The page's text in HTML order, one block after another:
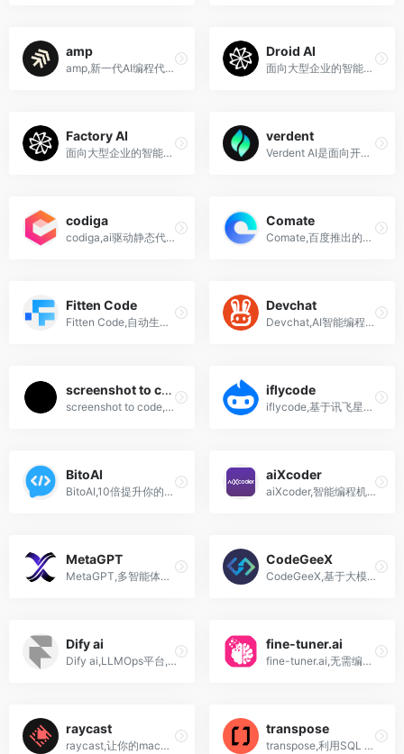
amp
amp,新一代AI编程代理,专为团队开发设计,将AI能力深度融入协作流程
Droid AI
面向大型企业的智能软件开发平台，通过AI驱动的Droids代理实现软件开发生命周期全流程自动化
Factory AI
面向大型企业的智能软件开发平台，通过AI驱动的Droids代理实现软件开发生命周期全流程自动化
verdent
Verdent AI是面向开发者的AI编程工具，通过多智能体并行协作革新软件开发流程。它支持同时启动多个代理，自动隔离上下文，避免资源竞争与提交冲突。核心特色在于计划优先模式，生成代码前由AI拆解需求、制定步骤，显著降低返工率。
codiga
codiga,ai驱动静态代码分析工具,提供代码补全、代码审查和代码重构等功能
Comate
Comate,百度推出的基于文心大模型的AI编程助手
Fitten Code
Fitten Code,自动生成代码，提升开发效率的AI编程助手
Devchat
Devchat,AI智能编程工具,让开发更轻松,集成了GPT-4、Claude、讯飞等知名大模型
screenshot to code
screenshot to code,将截图转换为网页代码的ai神器
iflycode
iflycode,基于讯飞星火认知大模型的ai智能编程助手
BitoAI
BitoAI,10倍提升你的代码编写速度!一款由人工智能驱动的ai编码助手
aiXcoder
aiXcoder,智能编程机器人,基于深度学习的ai软件开发工具
MetaGPT
MetaGPT,多智能体框架ai工具,自动化写代码,设计,产品需求,竞争分析,API等
CodeGeeX
CodeGeeX,基于大模型的AI编程辅助工具
Dify ai
Dify ai,LLMOps平台,提供AI 聊天机器人,代码转换器,SQL 生成器,新闻内容编写,创意脚本等
fine-tuner.ai
fine-tuner.ai,无需编码即可构建您自己的AI服务
raycast
raycast,让你的mac电脑变得更加智能的软件
transpose
transpose,利用SQL API,REST API,探索和集成实时区块链数据到任何规模的应用程序